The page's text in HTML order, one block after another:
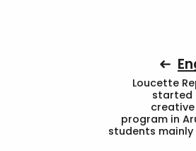
Loucette
started
program in
students